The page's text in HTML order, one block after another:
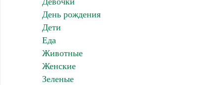
День рождения
Дети
Еда
Животные
Женские
Зеленые